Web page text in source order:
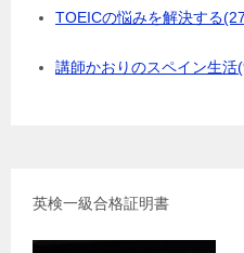
TOEICの悩みを解決する
講師かおりのスペイン生活
英検一級合格証明書